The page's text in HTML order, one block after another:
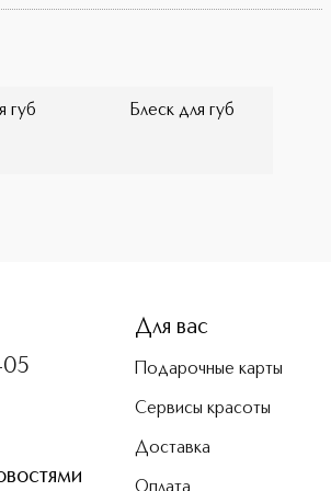
губ Блеск для губ
05
Для вас
Подарочные карты
Сервисы красоты
Доставка